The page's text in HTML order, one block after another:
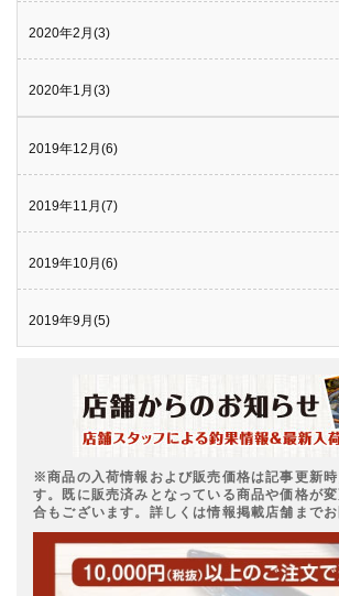
2020年2月(3)
2020年1月(3)
2019年12月(6)
2019年11月(7)
2019年10月(6)
2019年9月(5)
※商品の入荷情報および販売価格は記事更新
す。既に販売済みとなっている商品や価格が
合もございます。詳しくは情報掲載店舗までお